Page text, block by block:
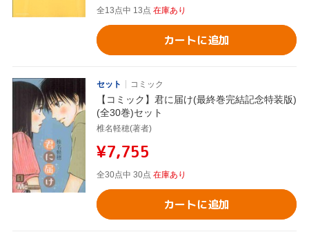
全13点中 13点 在庫あり
カートに追加
セット コミック
【コミック】君に届け(最終巻完結記念特装版)
(全30巻)セット
椎名軽穂(著者)
¥7,755
全30点中 30点 在庫あり
カートに追加